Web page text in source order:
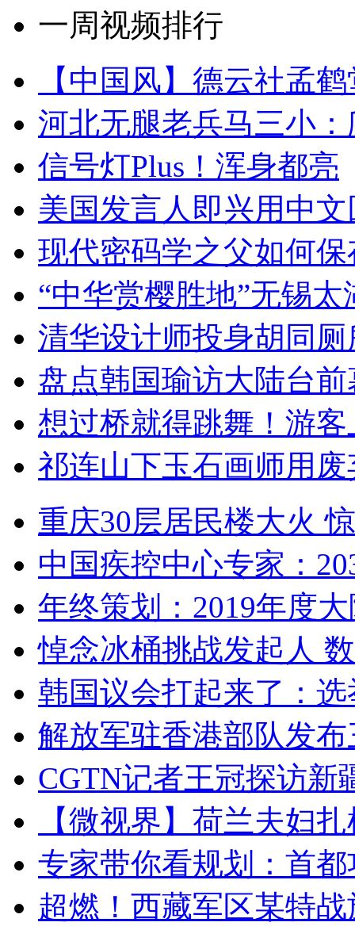
一周视频排行
【中国风】德云社孟
河北无腿老兵马三小
信号灯Plus！浑身都亮
美国发言人即兴用中
现代密码学之父如何
“中华赏樱胜地”无锡
清华设计师投身胡同
盘点韩国瑜访大陆台
想过桥就得跳舞！游客
祁连山下玉石画师用
重庆30层居民楼大火
中国疾控中心专家：
年终策划：2019年度
悼念冰桶挑战发起人
韩国议会打起来了：
解放军驻香港部队发
CGTN记者王冠探访新
【微视界】荷兰夫妇
专家带你看规划：首
超燃！西藏军区某特